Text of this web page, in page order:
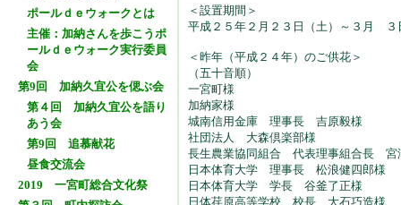
ポールｄｅウォークとは
主催：加納さんを歩こうポ
ールｄｅウォーク実行委員
会
第9回 加納久宜公を偲ぶ会
第４回 加納久宜公を語り
あう会
第9回 追慕献花
昼食交流会
2019 一宮町総合文化祭
＜設置期間＞
平成２５年２月２３日（土）～３月 ３
＜昨年（平成２４年）のご供花＞
（五十音順）
一宮町様
加納家様
城南信用金庫 理事長 吉原毅様
社団法人 大森倶楽部様
長生農業協同組合 代表理事組合長 宮
日本体育大学 理事長 松浪健四郎様
日本体育大学 学長 谷釜了正様
日体荏原高等学校 校長 大石巧造様